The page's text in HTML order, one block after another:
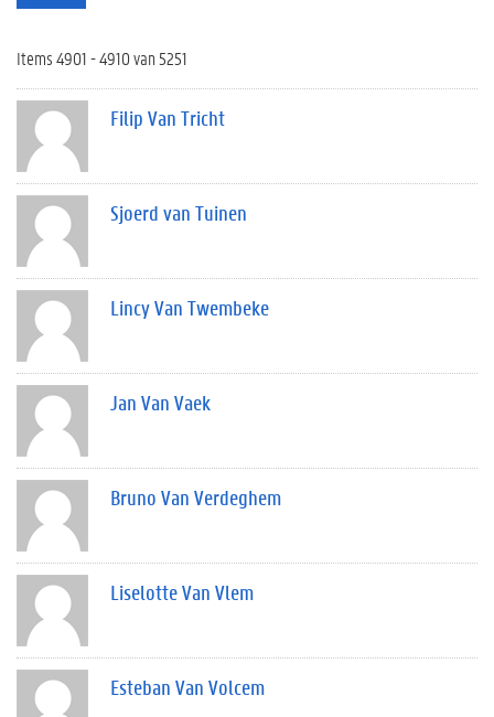
Items 4901 - 4910 van 5251
Filip Van Tricht
Sjoerd van Tuinen
Lincy Van Twembeke
Jan Van Vaek
Bruno Van Verdeghem
Liselotte Van Vlem
Esteban Van Volcem